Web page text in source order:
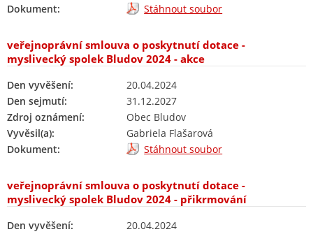
Dokument:
Stáhnout soubor
veřejnoprávní smlouva o poskytnutí dotace -
myslivecký spolek Bludov 2024 - akce
Den vyvěšení:
20.04.2024
Den sejmutí:
31.12.2027
Zdroj oznámení:
Obec Bludov
Vyvěsil(a):
Gabriela Flašarová
Dokument:
Stáhnout soubor
veřejnoprávní smlouva o poskytnutí dotace -
myslivecký spolek Bludov 2024 - přikrmování
Den vyvěšení: 20.04.2024